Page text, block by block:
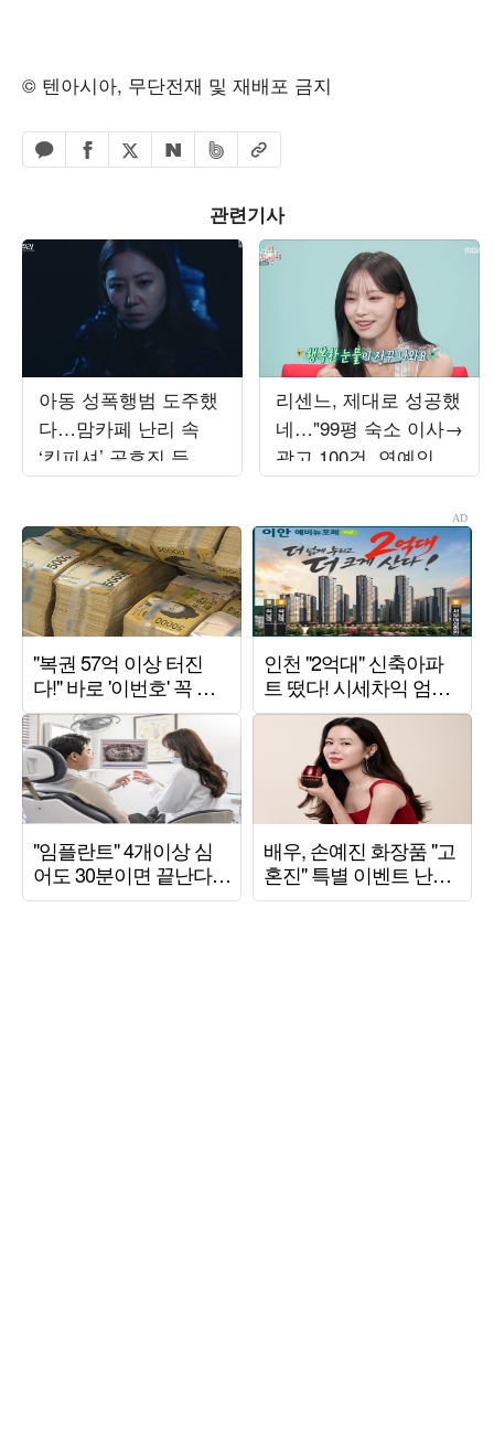
© 텐아시아, 무단전재 및 재배포 금지
카카오톡 공유하기
페이스북 공유하기
엑스 공유하기
네이버 공유하기
밴드 공유하기
URL복사
관련기사
아동 성폭행범 도주했
다…맘카페 난리 속
‘킹피셔’ 공효진 등판
(‘유부녀 킬러’)
리센느, 제대로 성공했
네…"99평 숙소 이사→
광고 100건, 연예인병
경계" ('전참시')